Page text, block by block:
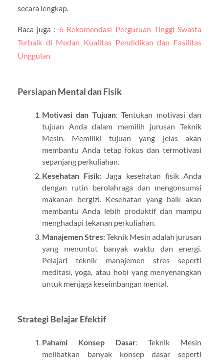
secara lengkap.
Baca juga : 6 Rekomendasi Perguruan Tinggi Swasta
Terbaik di Medan Kualitas Pendidikan dan Fasilitas
Unggulan
Persiapan Mental dan Fisik
Motivasi dan Tujuan: Tentukan motivasi dan
tujuan Anda dalam memilih jurusan Teknik
Mesin. Memiliki tujuan yang jelas akan
membantu Anda tetap fokus dan termotivasi
sepanjang perkuliahan.
Kesehatan Fisik: Jaga kesehatan fisik Anda
dengan rutin berolahraga dan mengonsumsi
makanan bergizi. Kesehatan yang baik akan
membantu Anda lebih produktif dan mampu
menghadapi tekanan perkuliahan.
Manajemen Stres: Teknik Mesin adalah jurusan
yang menuntut banyak waktu dan energi.
Pelajari teknik manajemen stres seperti
meditasi, yoga, atau hobi yang menyenangkan
untuk menjaga keseimbangan mental.
Strategi Belajar Efektif
Pahami Konsep Dasar: Teknik Mesin
melibatkan banyak konsep dasar seperti